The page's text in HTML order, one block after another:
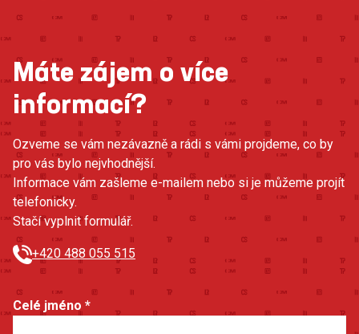
Máte zájem o více
informací?
Ozveme se vám nezávazně a rádi s vámi projdeme, co by
pro vás bylo nejvhodnější.
Informace vám zašleme e-mailem nebo si je můžeme projít
telefonicky.
Stačí vyplnit formulář.
+420 488 055 515
Celé jméno *